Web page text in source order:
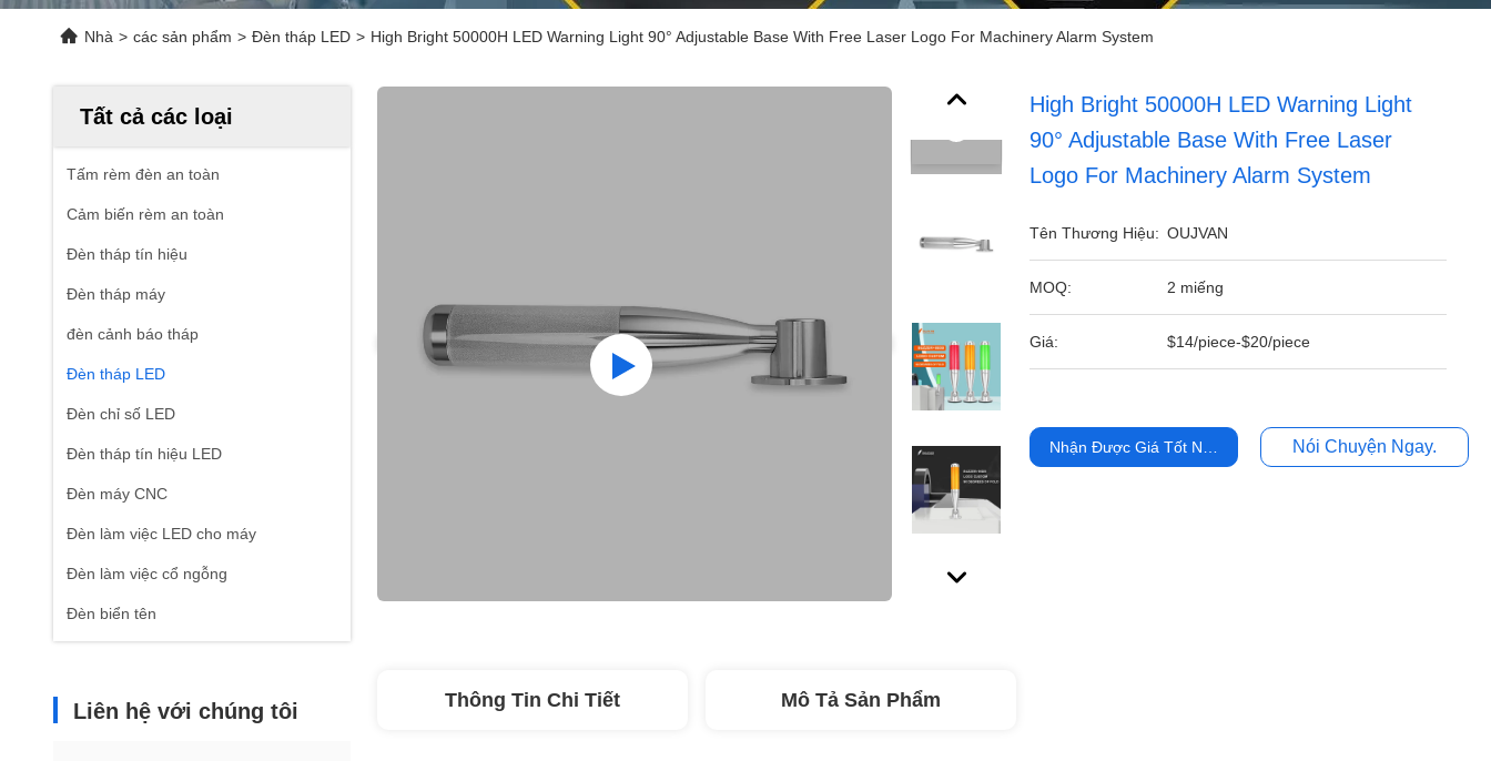
Nhà > các sản phẩm > Đèn tháp LED > High Bright 50000H LED Warning Light 90° Adjustable Base With Free Laser Logo For Machinery Alarm System
Tất cả các loại
Tấm rèm đèn an toàn
Cảm biến rèm an toàn
Đèn tháp tín hiệu
Đèn tháp máy
đèn cảnh báo tháp
Đèn tháp LED
Đèn chỉ số LED
Đèn tháp tín hiệu LED
Đèn máy CNC
Đèn làm việc LED cho máy
Đèn làm việc cổ ngỗng
Đèn biển tên
Liên hệ với chúng tôi
High Bright 50000H LED Warning Light
90° Adjustable Base With Free Laser
Logo For Machinery Alarm System
Tên Thương Hiệu: OUJVAN
MOQ: 2 miếng
Giá: $14/piece-$20/piece
Nhận Được Giá Tốt Nhất Nói Chuyện Ngay.
Thông Tin Chi Tiết Mô Tả Sản Phẩm